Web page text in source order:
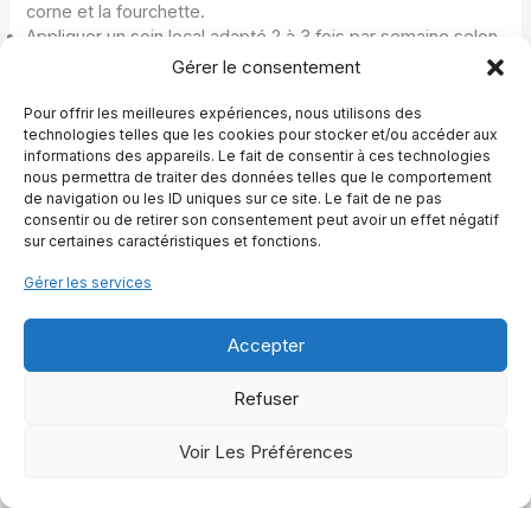
Gérer le consentement
Pour offrir les meilleures expériences, nous utilisons des
technologies telles que les cookies pour stocker et/ou accéder aux
informations des appareils. Le fait de consentir à ces technologies
nous permettra de traiter des données telles que le comportement
de navigation ou les ID uniques sur ce site. Le fait de ne pas
consentir ou de retirer son consentement peut avoir un effet négatif
sur certaines caractéristiques et fonctions.
Gérer les services
Accepter
Refuser
Voir Les Préférences
corne et la fourchette.
Appliquer un soin local adapté 2 à 3 fois par semaine selon
oubli, sur toute la durée de la cure.
Faire un point régulier avec le maréchal sur l’évolution de la
santé sabot cheval.
Cette organisation simple aide à garder le cap sans
transformer la gestion du cheval en usine à gaz. Elle
aussi les éventuels signaux d’alerte. En parallèle, prendre
exemple, supporte un poids plus important sur ses
membres et ses sabots. Comprendre comment
fréquence de parage, la charge de travail et parfois le